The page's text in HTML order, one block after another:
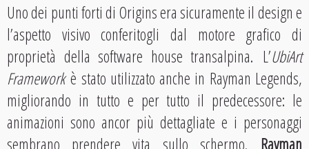
Uno dei punti forti di Origins era sicuramente il design e
l’aspetto visivo conferitogli dal motore grafico di
proprietà della software house transalpina. L’UbiArt
Frameworkè stato utilizzato anche in Rayman Legends,
migliorando in tutto e per tutto il predecessore: le
animazioni sono ancor più dettagliate e i personaggi
sembrano prendere vita sullo schermo. Rayman